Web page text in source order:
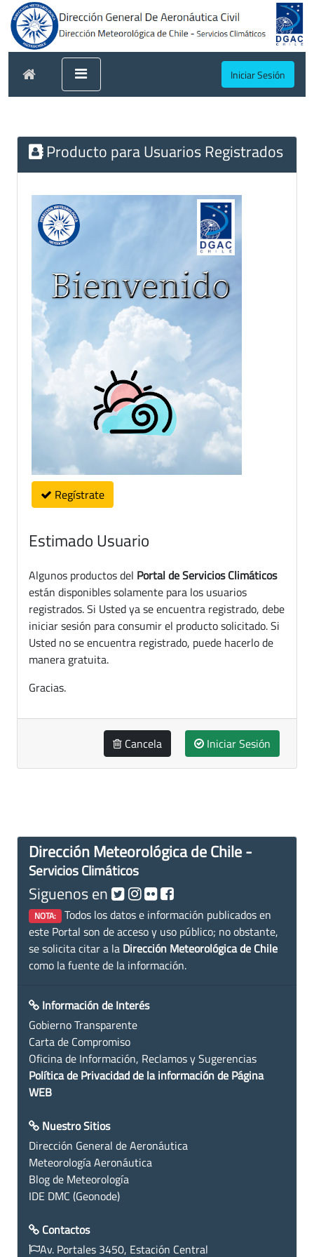
Iniciar Sesión
Producto para Usuarios Registrados
Regístrate
Estimado Usuario
Algunos productos del Portal de Servicios Climáticos
están disponibles solamente para los usuarios
registrados. Si Usted ya se encuentra registrado, debe
iniciar sesión para consumir el producto solicitado. Si
Usted no se encuentra registrado, puede hacerlo de
manera gratuita.
Gracias.
Cancela Iniciar Sesión
Dirección Meteorológica de Chile -
Servicios Climáticos
Siguenos en
NOTA: Todos los datos e información publicados en
este Portal son de acceso y uso público; no obstante,
se solicita citar a la Dirección Meteorológica de Chile
como la fuente de la información.
Información de Interés
Gobierno Transparente
Carta de Compromiso
Oficina de Información, Reclamos y Sugerencias
Política de Privacidad de la información de Página
WEB
Nuestro Sitios
Dirección General de Aeronáutica
Meteorología Aeronáutica
Blog de Meteorología
IDE DMC (Geonode)
Contactos
Av. Portales 3450, Estación Central